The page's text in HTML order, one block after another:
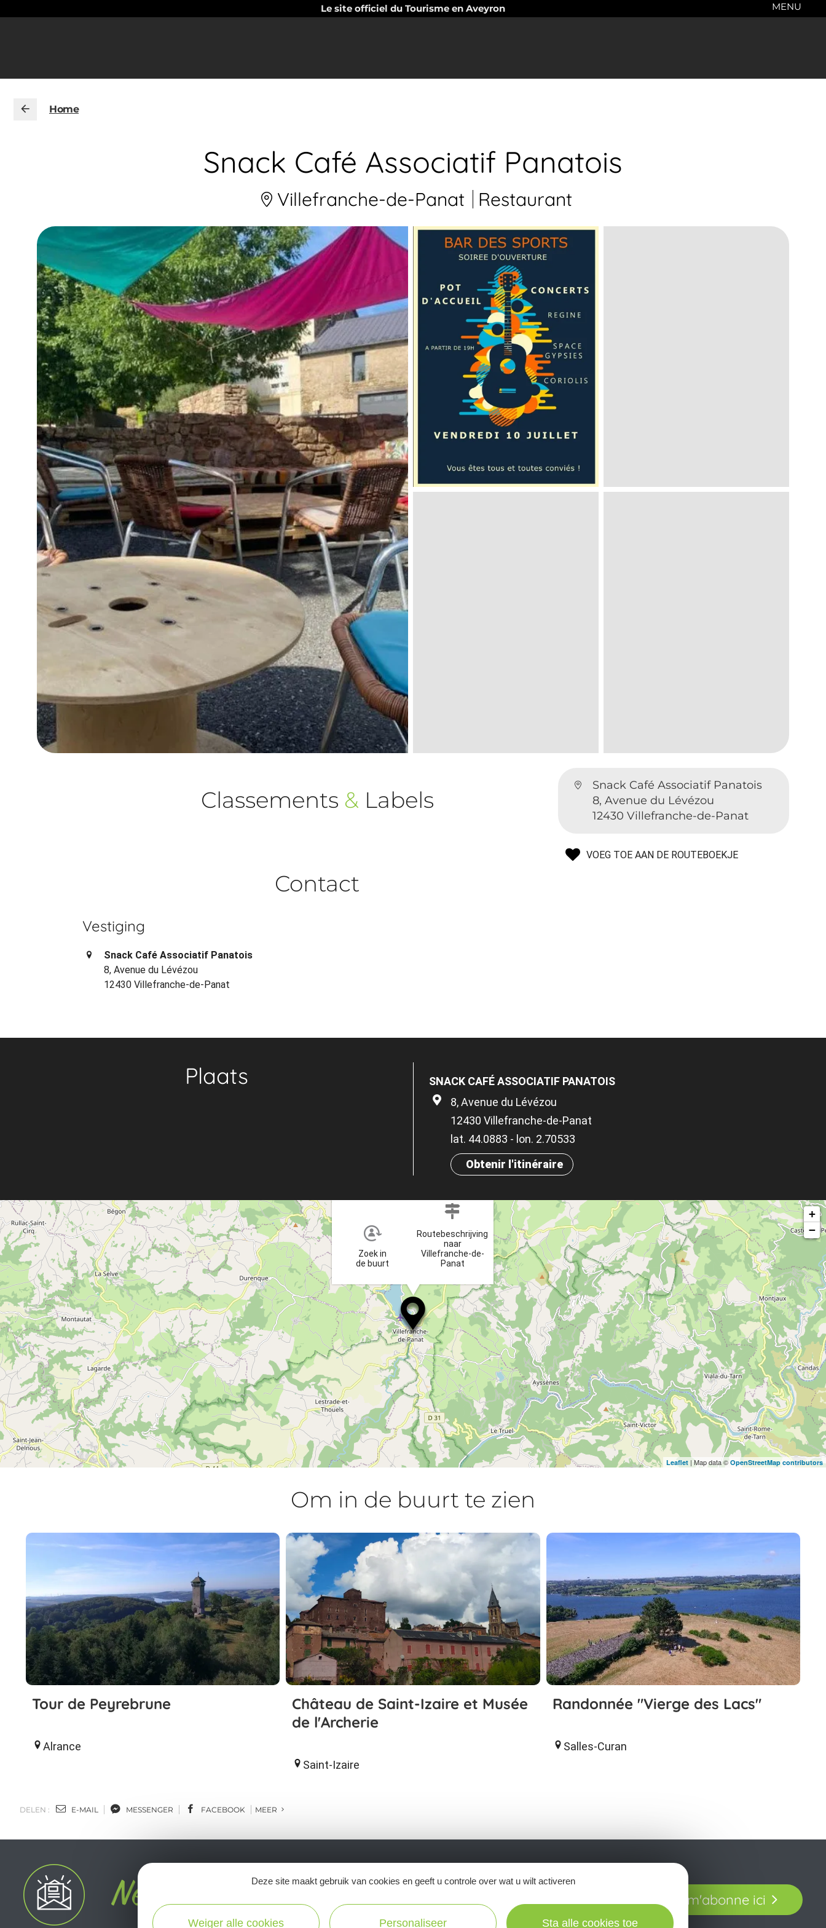
Le site officiel du Tourisme en Aveyron MENU
Home
Snack Café Associatif Panatois
Villefranche-de-Panat Restaurant
Snack Café Associatif Panatois
8, Avenue du Lévézou
12430 Villefranche-de-Panat
VOEG TOE AAN DE ROUTEBOEKJE
Classements & Labels
Contact
Vestiging
Snack Café Associatif Panatois
8, Avenue du Lévézou
12430 Villefranche-de-Panat
Plaats
SNACK CAFÉ ASSOCIATIF PANATOIS
8, Avenue du Lévézou
12430 Villefranche-de-Panat
lat. 44.0883 - lon. 2.70533
Obtenir l'itinéraire
Zoek in
de buurt
Routebeschrijving
naar
Villefranche-de-
Panat
+
−
Leaflet | Map data © OpenStreetMap contributors
Om in de buurt te zien
Tour de Peyrebrune
Alrance
Château de Saint-Izaire et Musée
de l'Archerie
Saint-Izaire
Randonnée "Vierge des Lacs"
Salles-Curan
DELEN : E-MAIL MESSENGER FACEBOOK MEER
Ne manquez pas notre newsletter mensuelle et laissez-vous
inspirer pour profiter pleinement de votre séjour en Aveyron.
Je m'abonne ici
Deze site maakt gebruik van cookies en geeft u controle over wat u wilt activeren
Weiger alle cookies Personaliseer Sta alle cookies toe